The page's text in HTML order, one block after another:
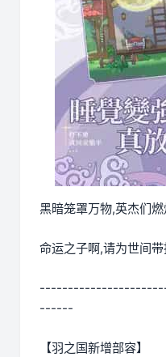
黑暗笼罩万物,英杰们
命运之子啊,请为世间带
------
【羽之国新增部容】